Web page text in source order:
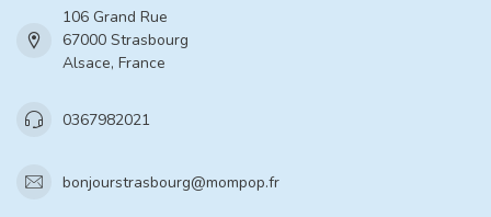
106 Grand Rue
67000 Strasbourg
Alsace, France
0367982021
bonjourstrasbourg@mompop.fr